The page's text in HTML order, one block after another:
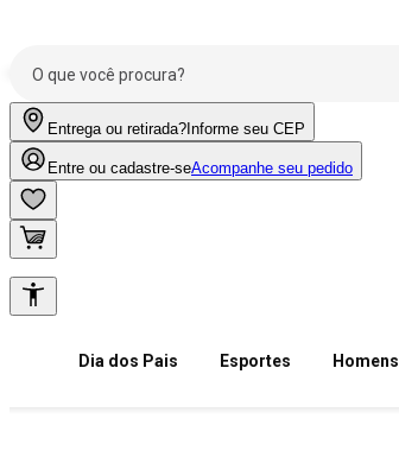
Entrega ou retirada? Informe seu CEP
Entre ou cadastre-seAcompanhe seu pedido
Dia dos Pais Esportes Homens